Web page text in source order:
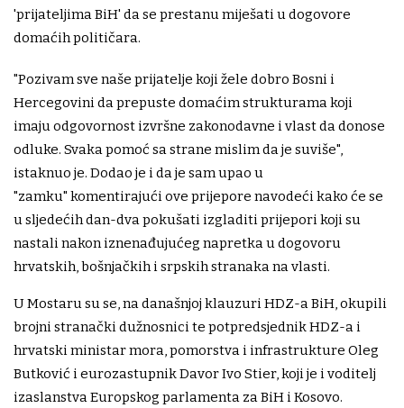
'prijateljima BiH' da se prestanu miješati u dogovore
domaćih političara.
"Pozivam sve naše prijatelje koji žele dobro Bosni i
Hercegovini da prepuste domaćim strukturama koji
imaju odgovornost izvršne zakonodavne i vlast da donose
odluke. Svaka pomoć sa strane mislim da je suviše",
istaknuo je. Dodao je i da je sam upao u
"zamku" komentirajući ove prijepore navodeći kako će se
u sljedećih dan-dva pokušati izgladiti prijepori koji su
nastali nakon iznenađujućeg napretka u dogovoru
hrvatskih, bošnjačkih i srpskih stranaka na vlasti.
U Mostaru su se, na današnjoj klauzuri HDZ-a BiH, okupili
brojni stranački dužnosnici te potpredsjednik HDZ-a i
hrvatski ministar mora, pomorstva i infrastrukture Oleg
Butković i eurozastupnik Davor Ivo Stier, koji je i voditelj
izaslanstva Europskog parlamenta za BiH i Kosovo.